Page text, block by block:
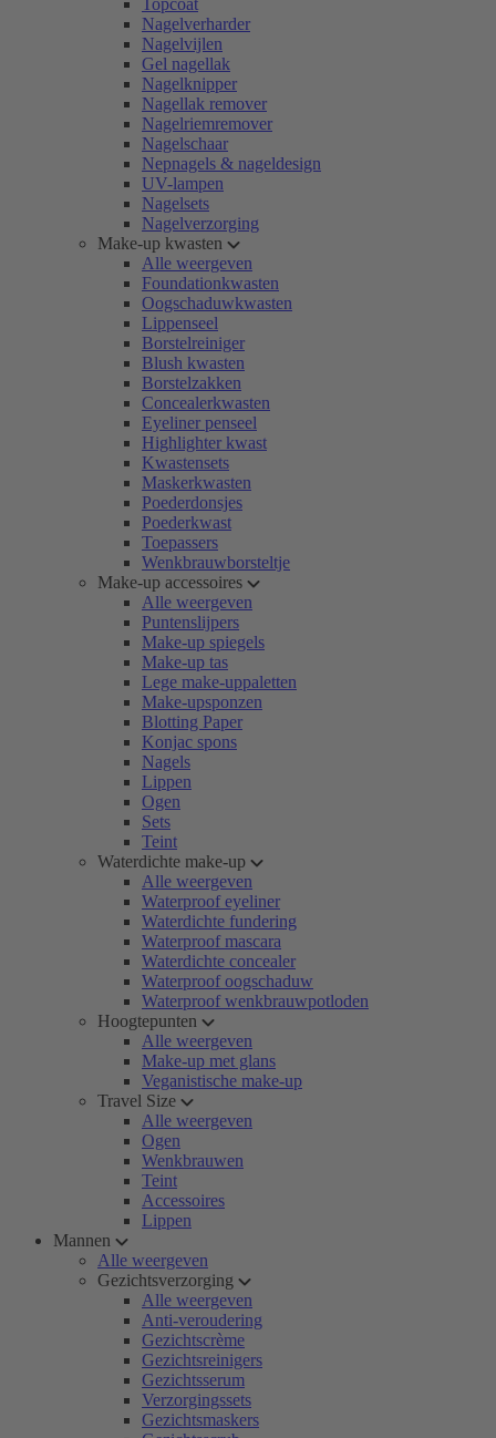
Topcoat
Nagelverharder
Nagelvijlen
Gel nagellak
Nagelknipper
Nagellak remover
Nagelriemremover
Nagelschaar
Nepnagels & nageldesign
UV-lampen
Nagelsets
Nagelverzorging
Make-up kwasten
Alle weergeven
Foundationkwasten
Oogschaduwkwasten
Lippenseel
Borstelreiniger
Blush kwasten
Borstelzakken
Concealerkwasten
Eyeliner penseel
Highlighter kwast
Kwastensets
Maskerkwasten
Poederdonsjes
Poederkwast
Toepassers
Wenkbrauwborsteltje
Make-up accessoires
Alle weergeven
Puntenslijpers
Make-up spiegels
Make-up tas
Lege make-uppaletten
Make-upsponzen
Blotting Paper
Konjac spons
Nagels
Lippen
Ogen
Sets
Teint
Waterdichte make-up
Alle weergeven
Waterproof eyeliner
Waterdichte fundering
Waterproof mascara
Waterdichte concealer
Waterproof oogschaduw
Waterproof wenkbrauwpotloden
Hoogtepunten
Alle weergeven
Make-up met glans
Veganistische make-up
Travel Size
Alle weergeven
Ogen
Wenkbrauwen
Teint
Accessoires
Lippen
Mannen
Alle weergeven
Gezichtsverzorging
Alle weergeven
Anti-veroudering
Gezichtscrème
Gezichtsreinigers
Gezichtsserum
Verzorgingssets
Gezichtsmaskers